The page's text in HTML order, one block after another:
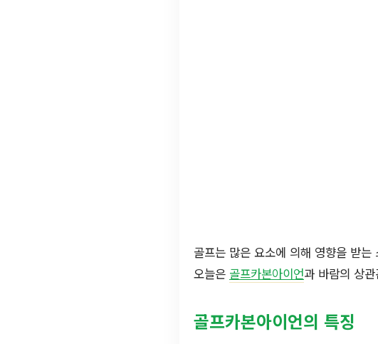
골프는 많은 요소에 의해 영향을 받
오늘은 골프카본아이언과 바람의 상
골프카본아이언의 특징